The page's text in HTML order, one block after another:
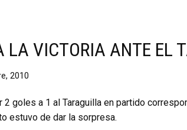
LA VICTORIA ANTE EL
2010
2 goles a 1 al Taraguilla en partido
estuvo de dar la sorpresa.